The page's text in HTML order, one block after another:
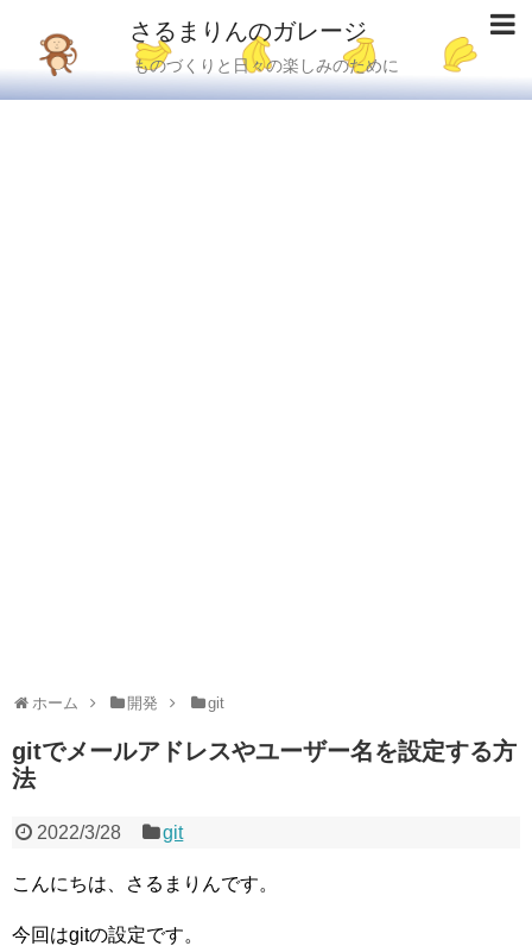
さるまりんのガレージ
ものづくりと日々の楽しみのために
ホーム 開発 git
gitでメールアドレスやユーザー名を設定する方
法
2022/3/28 git
こんにちは、さるまりんです。
今回はgitの設定です。